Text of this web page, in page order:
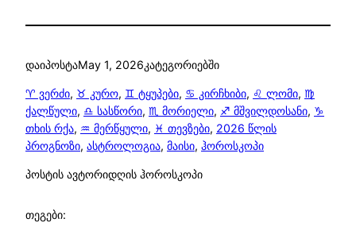
დაიპოსტაMay 1, 2026კატეგორიებში
♈ ვერძი, ♉ კურო, ♊ ტყუპები, ♋ კირჩხიბი, ♌ ლომი, ♍
ქალწული, ♎ სასწორი, ♏ მორიელი, ♐ მშვილდოსანი, ♑
თხის რქა, ♒ მერწყული, ♓ თევზები, 2026 წლის
პროგნოზი, ასტროლოგია, მაისი, ჰოროსკოპი
პოსტის ავტორიდღის ჰოროსკოპი
თეგები: